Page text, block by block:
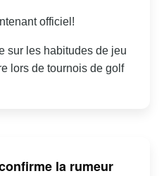
officiel!
sur les habitudes de jeu
lors de tournois de golf
la rumeur